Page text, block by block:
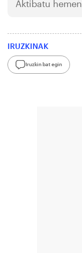
Aktibatu hemen
IRUZKINAK
Iruzkin bat egin